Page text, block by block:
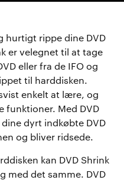
hurtigt rippe dine DVD
er velegnet til at tage
eller fra de IFO og
til harddisken.
enkelt at lære, og
funktioner. Med DVD
dyrt indkøbte DVD
og bliver ridsede.
kan DVD Shrink
med det samme. DVD